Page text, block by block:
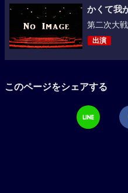
かくて我
第二次大
出演
このページをシェアする